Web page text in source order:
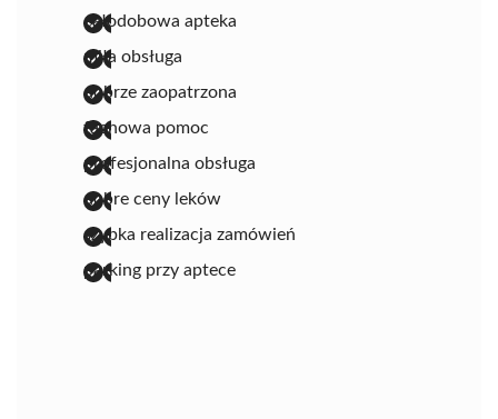
całodobowa apteka
miła obsługa
dobrze zaopatrzona
fachowa pomoc
profesjonalna obsługa
dobre ceny leków
szybka realizacja zamówień
parking przy aptece